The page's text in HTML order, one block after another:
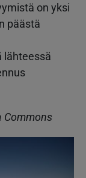
on yksi
päästä
lähteessä
Commons